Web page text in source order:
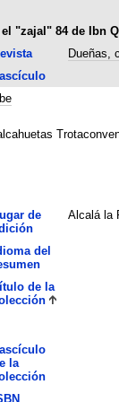
"zajal" 84 de Ibn
Dueñas,
de
Alcalá la
del
de la
la